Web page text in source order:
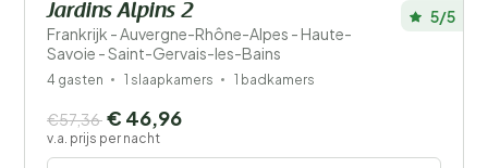
Jardins Alpins 2
Frankrijk - Auvergne-Rhône-Alpes - Haute-
Savoie - Saint-Gervais-les-Bains
5/5
4 gasten 1 slaapkamers 1 badkamers
€57,36 € 46,96
v.a. prijs per nacht